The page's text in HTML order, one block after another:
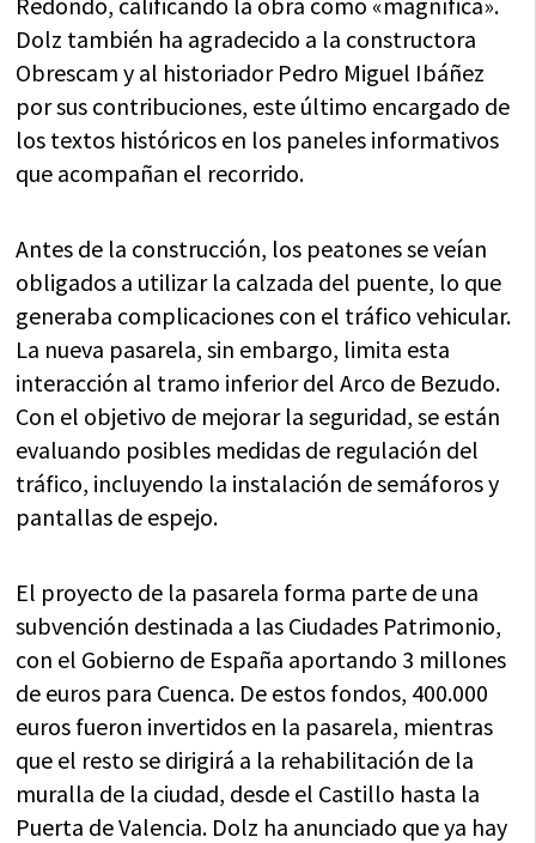
Dolz también ha agradecido a la constructora
Obrescam y al historiador Pedro Miguel Ibáñez
por sus contribuciones, este último encargado de
los textos históricos en los paneles informativos
que acompañan el recorrido.
Antes de la construcción, los peatones se veían
obligados a utilizar la calzada del puente, lo que
generaba complicaciones con el tráfico vehicular.
La nueva pasarela, sin embargo, limita esta
interacción al tramo inferior del Arco de Bezudo.
Con el objetivo de mejorar la seguridad, se están
evaluando posibles medidas de regulación del
tráfico, incluyendo la instalación de semáforos y
pantallas de espejo.
El proyecto de la pasarela forma parte de una
subvención destinada a las Ciudades Patrimonio,
con el Gobierno de España aportando 3 millones
de euros para Cuenca. De estos fondos, 400.000
euros fueron invertidos en la pasarela, mientras
que el resto se dirigirá a la rehabilitación de la
muralla de la ciudad, desde el Castillo hasta la
Puerta de Valencia. Dolz ha anunciado que ya hay